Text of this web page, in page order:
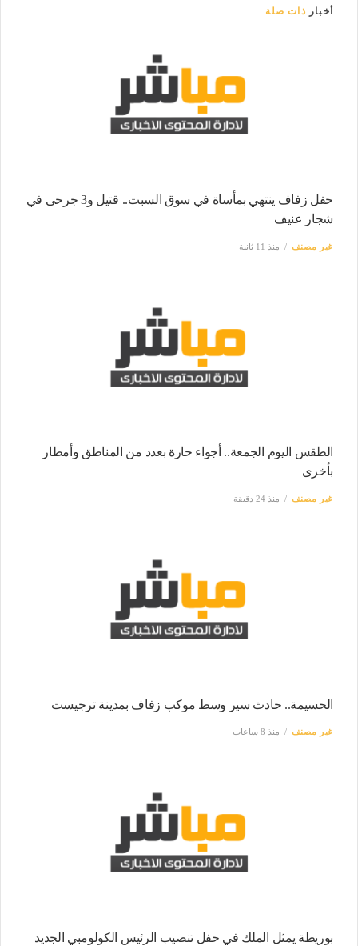
أخبار ذات صلة
حفل زفاف ينتهي بمأساة في سوق السبت.. قتيل و3 جرحى في
شجار عنيف
غير مصنف منذ 11 ثانية
الطقس اليوم الجمعة.. أجواء حارة بعدد من المناطق وأمطار
بأخرى
غير مصنف منذ 24 دقيقة
الحسيمة.. حادث سير وسط موكب زفاف بمدينة ترجيست
غير مصنف منذ 8 ساعات
بوريطة يمثل الملك في حفل تنصيب الرئيس الكولومبي الجديد